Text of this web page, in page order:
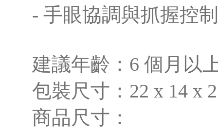
- 手眼協調與抓握控
建議年齡：6 個月以
包裝尺寸：22 x 14 x
商品尺寸：